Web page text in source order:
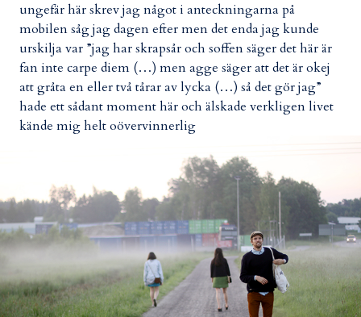
ungefär här skrev jag något i anteckningarna på
mobilen såg jag dagen efter men det enda jag kunde
urskilja var ”jag har skrapsår och soffen säger det här är
fan inte carpe diem (…) men agge säger att det är okej
att gråta en eller två tårar av lycka (…) så det gör jag”
hade ett sådant moment här och älskade verkligen livet
kände mig helt oövervinnerlig